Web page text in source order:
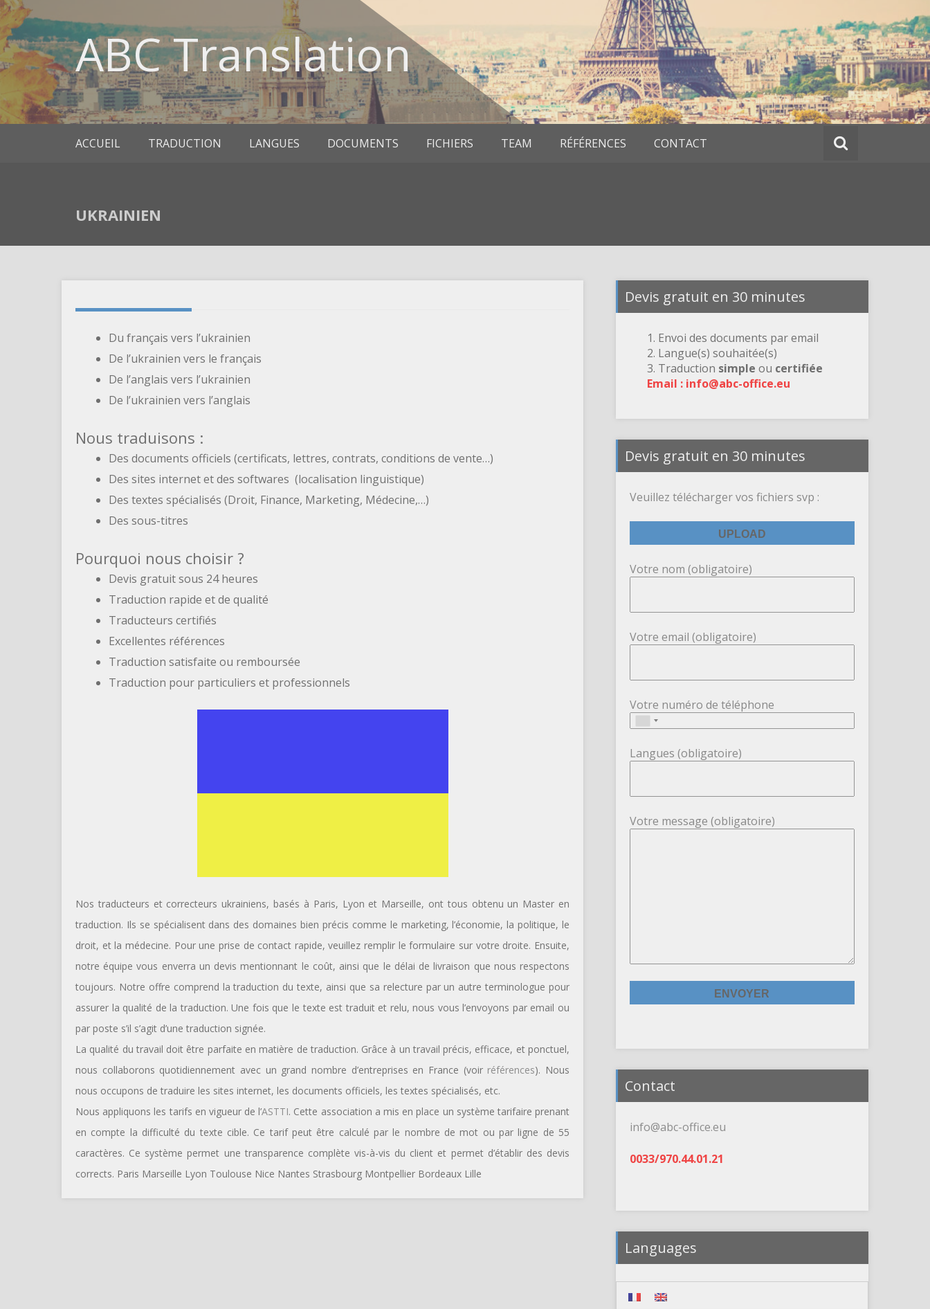
ABC Translation
ACCUEIL TRADUCTION LANGUES DOCUMENTS FICHIERS TEAM RÉFÉRENCES CONTACT
UKRAINIEN
Du français vers l’ukrainien
De l’ukrainien vers le français
De l’anglais vers l’ukrainien
De l’ukrainien vers l’anglais
Nous traduisons :
Des documents officiels (certificats, lettres, contrats, conditions de vente…)
Des sites internet et des softwares (localisation linguistique)
Des textes spécialisés (Droit, Finance, Marketing, Médecine,…)
Des sous-titres
Pourquoi nous choisir ?
Devis gratuit sous 24 heures
Traduction rapide et de qualité
Traducteurs certifiés
Excellentes références
Traduction satisfaite ou remboursée
Traduction pour particuliers et professionnels
Nos traducteurs et correcteurs ukrainiens, basés à Paris, Lyon et Marseille, ont tous obtenu un Master en
traduction. Ils se spécialisent dans des domaines bien précis comme le marketing, l’économie, la politique, le
droit, et la médecine. Pour une prise de contact rapide, veuillez remplir le formulaire sur votre droite. Ensuite,
notre équipe vous enverra un devis mentionnant le coût, ainsi que le délai de livraison que nous respectons
toujours. Notre offre comprend la traduction du texte, ainsi que sa relecture par un autre terminologue pour
assurer la qualité de la traduction. Une fois que le texte est traduit et relu, nous vous l’envoyons par email ou
par poste s’il s’agit d’une traduction signée.
La qualité du travail doit être parfaite en matière de traduction. Grâce à un travail précis, efficace, et ponctuel,
nous collaborons quotidiennement avec un grand nombre d’entreprises en France (voir références). Nous
nous occupons de traduire les sites internet, les documents officiels, les textes spécialisés, etc.
Nous appliquons les tarifs en vigueur de l’ASTTI. Cette association a mis en place un système tarifaire prenant
en compte la difficulté du texte cible. Ce tarif peut être calculé par le nombre de mot ou par ligne de 55
caractères. Ce système permet une transparence complète vis-à-vis du client et permet d’établir des devis
corrects. Paris Marseille Lyon Toulouse Nice Nantes Strasbourg Montpellier Bordeaux Lille
Devis gratuit en 30 minutes
1. Envoi des documents par email
2. Langue(s) souhaitée(s)
3. Traduction simple ou certifiée
Email : info@abc-office.eu
Devis gratuit en 30 minutes
Veuillez télécharger vos fichiers svp :
Votre nom (obligatoire)
Votre email (obligatoire)
Votre numéro de téléphone
Langues (obligatoire)
Votre message (obligatoire)
Contact
info@abc-office.eu
0033/970.44.01.21
Languages